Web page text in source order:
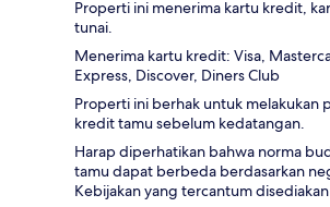
Properti ini menerima kartu kredit,
tunai.
Menerima kartu kredit: Visa,
Express, Discover, Diners Club
Properti ini berhak untuk melakukan
kredit tamu sebelum kedatangan.
Harap diperhatikan bahwa norma
tamu dapat berbeda berdasarkan
Kebijakan yang tercantum